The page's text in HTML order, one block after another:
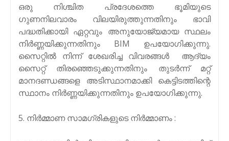
ഒരു നിശ്ചിത പ്രദേശത്തെ ഭൂമിയുടെ
ഗുണനിലവാരം വിലയിരുത്തുന്നതിനും ഭാവി
പദ്ധതിക്കായി ഏറ്റവും അനുയോജ്യമായ സ്ഥലം
നിർണ്ണയിക്കുന്നതിനും BIM ഉപയോഗിക്കുന്നു.
സൈറ്റിൽ നിന്ന് ശേഖരിച്ച വിവരങ്ങൾ ആദ്യം
സൈറ്റ് തിരഞ്ഞെടുക്കുന്നതിനും തുടർന്ന് മറ്റ്
മാനദണ്ഡങ്ങളെ അടിസ്ഥാനമാക്കി കെട്ടിടത്തിന്റെ
സ്ഥാനം നിർണ്ണയിക്കുന്നതിനും ഉപയോഗിക്കുന്നു.
5. നിർമ്മാണ സാമഗ്രികളുടെ നിർമ്മാണം :